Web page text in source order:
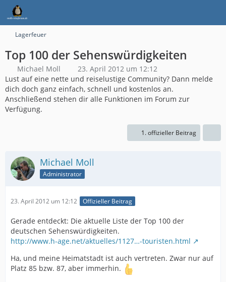
Lagerfeuer
Top 100 der Sehenswürdigkeiten
Michael Moll
23. April 2012 um 12:12
Lust auf eine nette und reiselustige Community? Dann melde
dich doch ganz einfach, schnell und kostenlos an.
Anschließend stehen dir alle Funktionen im Forum zur
Verfügung.
1. offizieller Beitrag
Michael Moll
Administrator
23. April 2012 um 12:12 Offizieller Beitrag
Gerade entdeckt: Die aktuelle Liste der Top 100 der
deutschen Sehenswürdigkeiten.
http://www.h-age.net/aktuelles/1127…-touristen.html
Ha, und meine Heimatstadt ist auch vertreten. Zwar nur auf
Platz 85 bzw. 87, aber immerhin.